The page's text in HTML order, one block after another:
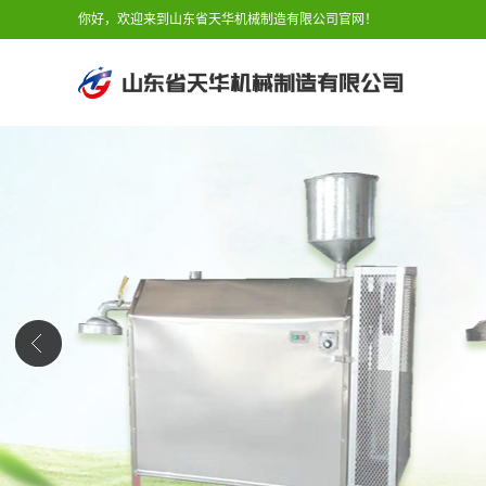
你好，欢迎来到山东省天华机械制造有限公司官网！